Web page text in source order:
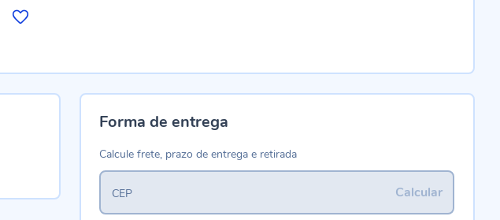
Forma de entrega
Calcule frete, prazo de entrega e retirada
Calcular
CEP